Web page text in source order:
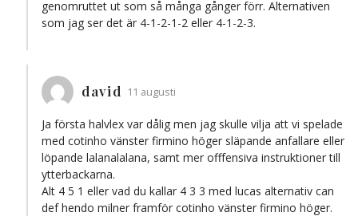
genomruttet ut som så många gånger förr. Alternativen
som jag ser det är 4-1-2-1-2 eller 4-1-2-3.
david 11 augusti
Ja första halvlex var dålig men jag skulle vilja att vi spelade
med cotinho vänster firmino höger släpande anfallare eller
löpande lalanalalana, samt mer offfensiva instruktioner till
ytterbackarna.
Alt 4 5 1 eller vad du kallar 4 3 3 med lucas alternativ can
def hendo milner framför cotinho vänster firmino höger.